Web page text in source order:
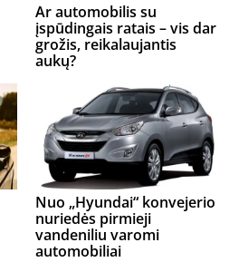
Ar automobilis su
įspūdingais ratais – vis dar
grožis, reikalaujantis
aukų?
Nuo „Hyundai“ konvejerio
nuriedės pirmieji
vandeniliu varomi
automobiliai